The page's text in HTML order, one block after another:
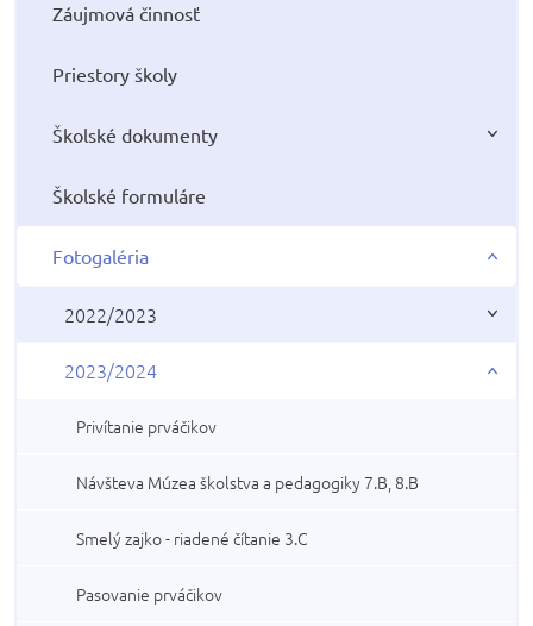
Záujmová činnosť
Priestory školy
Školské dokumenty
Školské formuláre
Fotogaléria
2022/2023
2023/2024
Privítanie prváčikov
Návšteva Múzea školstva a pedagogiky 7.B, 8.B
Smelý zajko - riadené čítanie 3.C
Pasovanie prváčikov